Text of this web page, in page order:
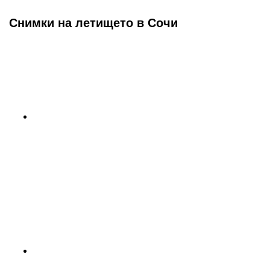
Снимки на летището в Сочи